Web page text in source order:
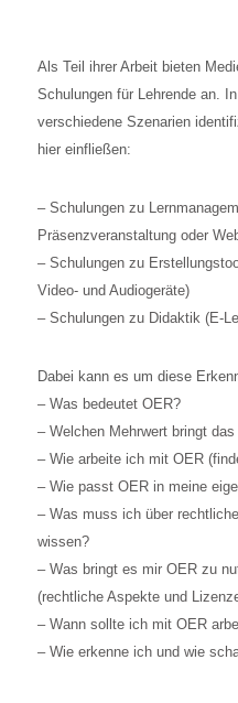
Als Teil ihrer Arbeit bieten
Schulungen für Lehrende an.
verschiedene Szenarien
hier einfließen:
– Schulungen zu
Präsenzveranstaltung oder
– Schulungen zu
Video- und Audiogeräte)
– Schulungen zu Didaktik (E-
Dabei kann es um diese
– Was bedeutet OER?
– Welchen Mehrwert bringt
– Wie arbeite ich mit OER
– Wie passt OER in meine
– Was muss ich über
wissen?
– Was bringt es mir OER zu
(rechtliche Aspekte und
– Wann sollte ich mit OER
– Wie erkenne ich und wie